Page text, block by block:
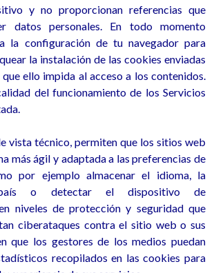
y no proporcionan referencias que
datos personales. En todo momento
la configuración de tu navegador para
la instalación de las cookies enviadas
ello impida al acceso a los contenidos.
del funcionamiento de los Servicios
vista técnico, permiten que los sitios web
más ágil y adaptada a las preferencias de
por ejemplo almacenar el idioma, la
o detectar el dispositivo de
niveles de protección y seguridad que
ciberataques contra el sitio web o sus
que los gestores de los medios puedan
recopilados en las cookies para